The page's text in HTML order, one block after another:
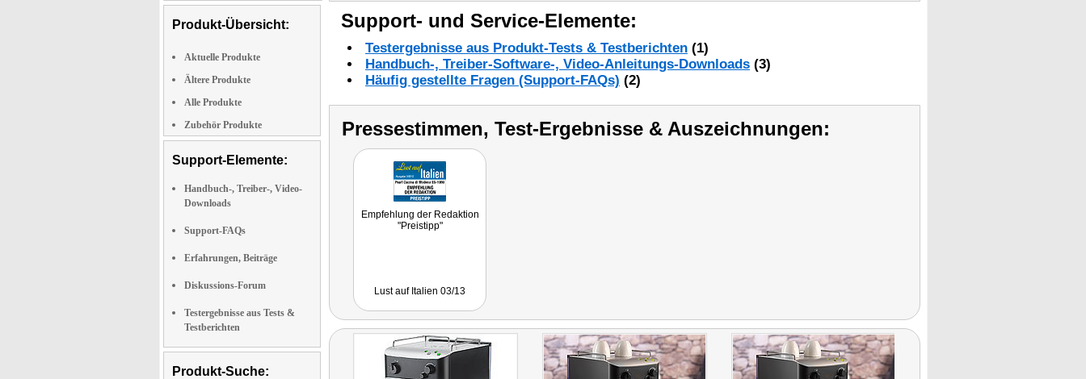
Produkt-Übersicht:
Aktuelle Produkte
Ältere Produkte
Alle Produkte
Zubehör Produkte
Support-Elemente:
Handbuch-, Treiber-, Video-
Downloads
Support-FAQs
Erfahrungen, Beiträge
Diskussions-Forum
Testergebnisse aus Tests &
Testberichten
Produkt-Suche:
Support- und Service-Elemente:
Testergebnisse aus Produkt-Tests & Testberichten (1)
Handbuch-, Treiber-Software-, Video-Anleitungs-Downloads (3)
Häufig gestellte Fragen (Support-FAQs) (2)
Pressestimmen, Test-Ergebnisse & Auszeichnungen:
Empfehlung der Redaktion
"Preistipp"
Lust auf Italien 03/13